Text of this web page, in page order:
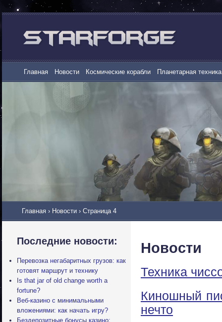
Главная Новости Космические корабли Планетарная техника
Главная › Новости › Страница 4
Последние новости:
Перевозка негабаритных грузов: как
готовят маршрут и технику
Is that jar of old change worth a
fortune?
Веб-казино с минимальными
вложениями: как начать игру?
Бездепозитные бонусы казино:
Новости
Техника
Киношный
нечто